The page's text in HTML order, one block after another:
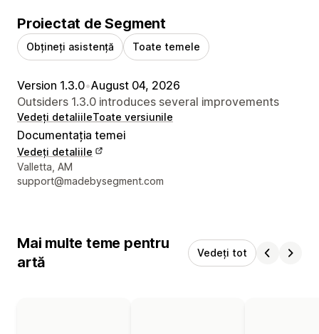
Proiectat de Segment
Obțineți asistență Toate temele
Version 1.3.0•August 04, 2026
Outsiders 1.3.0 introduces several improvements
Vedeți detaliileToate versiunile
Documentația temei
Vedeți detaliile
Detaliile de contact ale designerului
Valletta, AM
support@madebysegment.com
Mai multe teme pentru
artă
Vedeți tot